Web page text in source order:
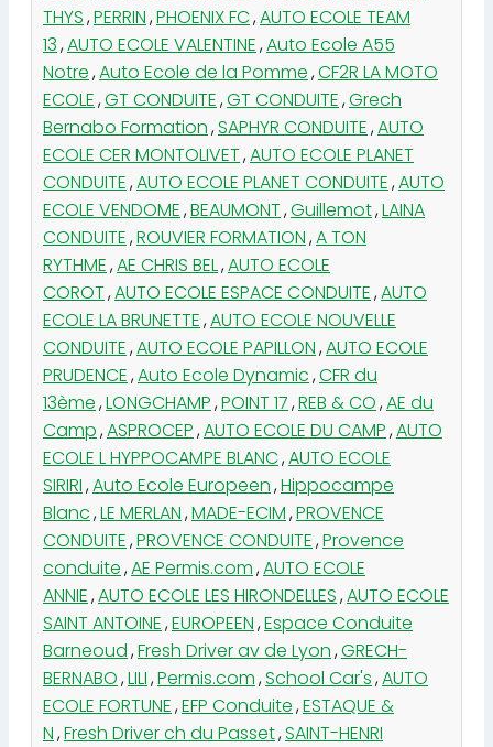
THYS,PERRIN,PHOENIX FC,AUTO ECOLE TEAM
13,AUTO ECOLE VALENTINE,Auto Ecole A55
Notre,Auto Ecole de la Pomme,CF2R LA MOTO
ECOLE,GT CONDUITE,GT CONDUITE,Grech
Bernabo Formation,SAPHYR CONDUITE,AUTO
ECOLE CER MONTOLIVET,AUTO ECOLE PLANET
CONDUITE,AUTO ECOLE PLANET CONDUITE,AUTO
ECOLE VENDOME,BEAUMONT,Guillemot,LAINA
CONDUITE,ROUVIER FORMATION,A TON
RYTHME,AE CHRIS BEL,AUTO ECOLE
COROT,AUTO ECOLE ESPACE CONDUITE,AUTO
ECOLE LA BRUNETTE,AUTO ECOLE NOUVELLE
CONDUITE,AUTO ECOLE PAPILLON,AUTO ECOLE
PRUDENCE,Auto Ecole Dynamic,CFR du
13ème,LONGCHAMP,POINT 17,REB & CO,AE du
Camp,ASPROCEP,AUTO ECOLE DU CAMP,AUTO
ECOLE L HYPPOCAMPE BLANC,AUTO ECOLE
SIRIRI,Auto Ecole Europeen,Hippocampe
Blanc,LE MERLAN,MADE-ECIM,PROVENCE
CONDUITE,PROVENCE CONDUITE,Provence
conduite,AE Permis.com,AUTO ECOLE
ANNIE,AUTO ECOLE LES HIRONDELLES,AUTO ECOLE
SAINT ANTOINE,EUROPEEN,Espace Conduite
Barneoud,Fresh Driver av de Lyon,GRECH-
BERNABO,LILI,Permis.com,School Car's,AUTO
ECOLE FORTUNE,EFP Conduite,ESTAQUE &
N,Fresh Driver ch du Passet,SAINT-HENRI